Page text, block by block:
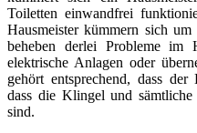
Toiletten einwandfrei
Hausmeister kümmern sich
beheben derlei Probleme im
elektrische Anlagen oder
gehört entsprechend, dass
dass die Klingel und
sind.